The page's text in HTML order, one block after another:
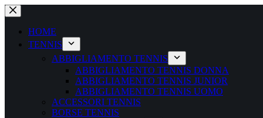
Salta
al
contenutoHOME
TENNIS
ABBIGLIAMENTO TENNIS
ABBIGLIAMENTO TENNIS DONNA
ABBIGLIAMENTO TENNIS JUNIOR
ABBIGLIAMENTO TENNIS UOMO
ACCESSORI TENNIS
BORSE TENNIS